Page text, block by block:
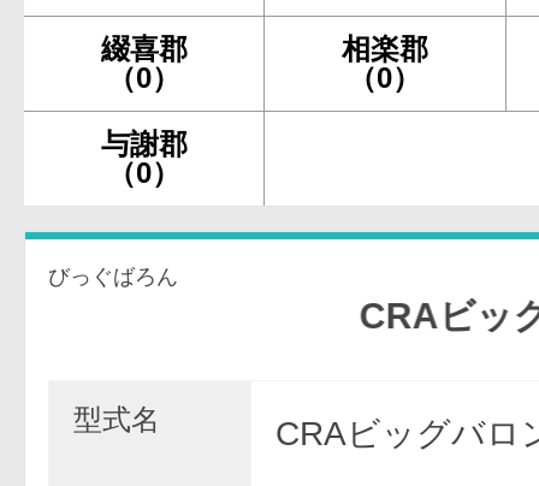
綴喜郡
（0）
相楽郡
（0）
与謝郡
（0）
びっぐばろん
CRAビッグバ
型式名 CRAビッグバロ